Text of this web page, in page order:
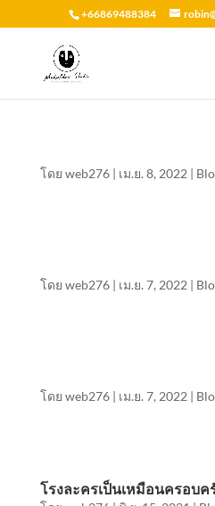
+66869488384
โดย web276| เม.ย. 8, 2022 |
โดย web276| เม.ย. 7, 2022 |
โดย web276| เม.ย. 7, 2022 |
โรงละครเป็นเหมือนครอบค